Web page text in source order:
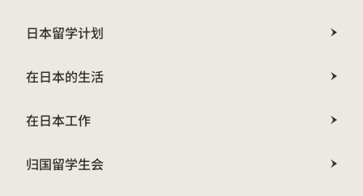
日本留学计划
在日本的生活
在日本工作
归国留学生会